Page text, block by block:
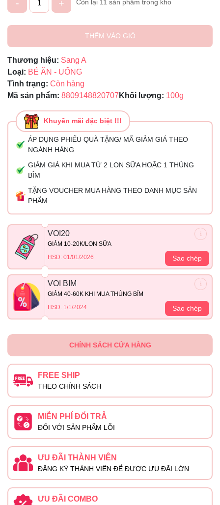
- + Còn lại 11 sản phẩm trong kho
THÊM VÀO GIỎ
Thương hiệu: Sang A
Loại: BÉ ĂN - UỐNG
Tình trạng: Còn hàng
Mã sản phẩm: 8809148820707 Khối lượng: 100g
Khuyến mãi đặc biệt !!!
ÁP DỤNG PHIẾU QUÀ TẶNG/ MÃ GIẢM GIÁ THEO
NGÀNH HÀNG
GIẢM GIÁ KHI MUA TỪ 2 LON SỮA HOẶC 1 THÙNG
BỈM
TẶNG VOUCHER MUA HÀNG THEO DANH MỤC SẢN
PHẨM
VOI20
GIẢM 10-20K/LON SỮA
HSD: 01/01/2026
Sao chép
VOI BIM
GIẢM 40-60K KHI MUA THÙNG BỈM
HSD: 1/1/2024
Sao chép
CHÍNH SÁCH CỬA HÀNG
FREE SHIP
THEO CHÍNH SÁCH
MIỄN PHÍ ĐỔI TRẢ
ĐỐI VỚI SẢN PHẨM LỖI
ƯU ĐÃI THÀNH VIÊN
ĐĂNG KÝ THÀNH VIÊN ĐỂ ĐƯỢC ƯU ĐÃI LỚN
ƯU ĐÃI COMBO